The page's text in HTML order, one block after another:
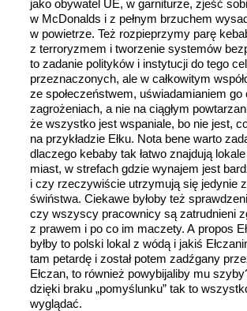
jako obywatel UE, w garniturze, zjeść
w McDonalds i z pełnym brzuchem
w powietrze. Też rozpieprzymy parę
z terroryzmem i tworzenie systemów
to zadanie polityków i instytucji do tego
przeznaczonych, ale w całkowitym
ze społeczeństwem, uświadamianiem
zagrożeniach, a nie na ciągłym
że wszystko jest wspaniale, bo nie jest,
na przykładzie Ełku. Nota bene warto
dlaczego kebaby tak łatwo znajdują
miast, w strefach gdzie wynajem jest
i czy rzeczywiście utrzymują się jedynie
świństwa. Ciekawe byłoby też
czy wszyscy pracownicy są zatrudnieni
z prawem i po co im maczety. A propos
byłby to polski lokal z wódą i jakiś
tam petardę i został potem zadźgany
Ełczan, to również powybijaliby mu
dzięki braku „pomyślunku” tak to
wyglądać.